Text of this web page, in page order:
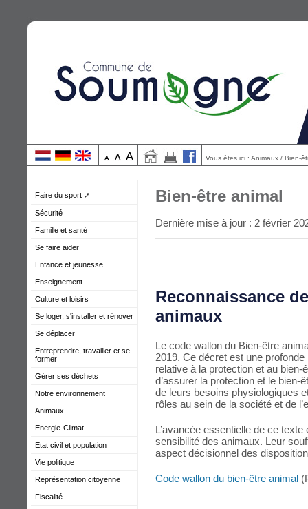
Vous êtes ici : Animaux / Bien-
Faire du sport ↗
Sécurité
Famille et santé
Se faire aider
Enfance et jeunesse
Enseignement
Culture et loisirs
Se loger, s'installer et rénover
Se déplacer
Entreprendre, travailler et se
former
Gérer ses déchets
Notre environnement
Animaux
Energie-Climat
Etat civil et population
Vie politique
Représentation citoyenne
Fiscalité
Bien-être animal
Dernière mise à jour : 2 février
Reconnaissance
animaux
Le code wallon du Bien-être
2019. Ce décret est une
relative à la protection et au
d’assurer la protection et le
de leurs besoins physiologiques
rôles au sein de la société et de
L’avancée essentielle de ce
sensibilité des animaux. Leur
aspect décisionnel des
Code wallon du bien-être animal